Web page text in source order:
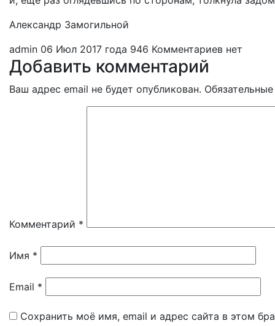
Александр Замогильной
admin 06 Июл 2017 года 946 Комментариев нет
Добавить комментарий
Ваш адрес email не будет опубликован.
Комментарий *
Имя *
Email *
Сохранить моё имя, email и адрес сайта в этом